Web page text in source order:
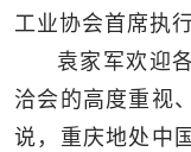
工业协会首席执
袁家军欢迎
洽会的高度重视
说，重庆地处中